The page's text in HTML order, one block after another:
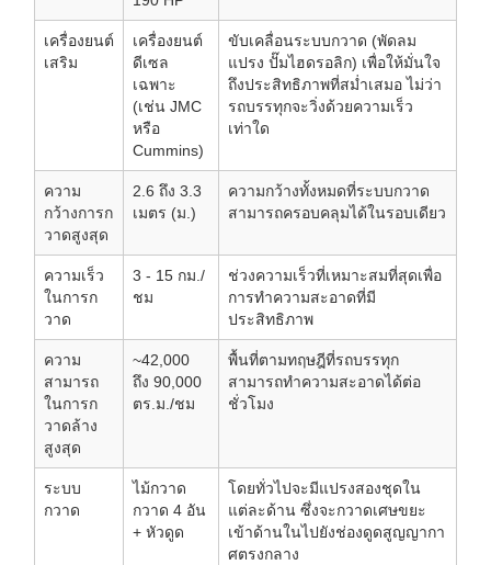
เครื่องยนต์
เสริม
เครื่องยนต์
ดีเซล
เฉพาะ
(เช่น JMC
หรือ
Cummins)
ขับเคลื่อนระบบกวาด (พัดลม
แปรง ปั๊มไฮดรอลิก) เพื่อให้มั่นใจ
ถึงประสิทธิภาพที่สม่ำเสมอ ไม่ว่า
รถบรรทุกจะวิ่งด้วยความเร็ว
เท่าใด
ความ
กว้างการก
วาดสูงสุด
2.6 ถึง 3.3
เมตร (ม.)
ความกว้างทั้งหมดที่ระบบกวาด
สามารถครอบคลุมได้ในรอบเดียว
ความเร็ว
ในการก
วาด
3 - 15 กม./
ชม
ช่วงความเร็วที่เหมาะสมที่สุดเพื่อ
การทำความสะอาดที่มี
ประสิทธิภาพ
ความ
สามารถ
ในการก
วาดล้าง
สูงสุด
~42,000
ถึง 90,000
ตร.ม./ชม
พื้นที่ตามทฤษฎีที่รถบรรทุก
สามารถทำความสะอาดได้ต่อ
ชั่วโมง
ระบบ
กวาด
ไม้กวาด
กวาด 4 อัน
+ หัวดูด
โดยทั่วไปจะมีแปรงสองชุดใน
แต่ละด้าน ซึ่งจะกวาดเศษขยะ
เข้าด้านในไปยังช่องดูดสูญญากา
ศตรงกลาง